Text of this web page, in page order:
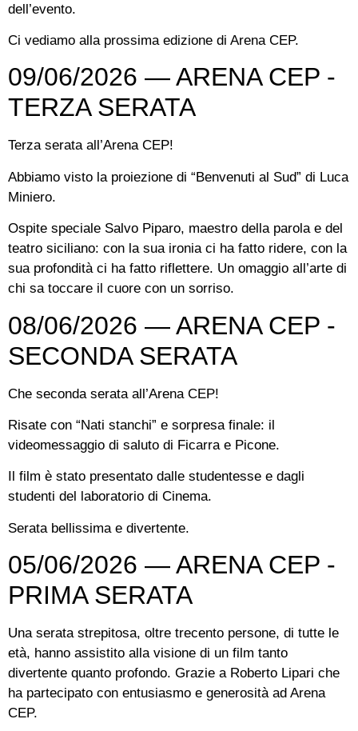
dell’evento.
Ci vediamo alla prossima edizione di Arena CEP.
09/06/2026 — ARENA CEP -
TERZA SERATA
Terza serata all’Arena CEP!
Abbiamo visto la proiezione di “Benvenuti al Sud” di Luca
Miniero.
Ospite speciale Salvo Piparo, maestro della parola e del
teatro siciliano: con la sua ironia ci ha fatto ridere, con la
sua profondità ci ha fatto riflettere. Un omaggio all’arte di
chi sa toccare il cuore con un sorriso.
08/06/2026 — ARENA CEP -
SECONDA SERATA
Che seconda serata all’Arena CEP!
Risate con “Nati stanchi” e sorpresa finale: il
videomessaggio di saluto di Ficarra e Picone.
Il film è stato presentato dalle studentesse e dagli
studenti del laboratorio di Cinema.
Serata bellissima e divertente.
05/06/2026 — ARENA CEP -
PRIMA SERATA
Una serata strepitosa, oltre trecento persone, di tutte le
età, hanno assistito alla visione di un film tanto
divertente quanto profondo. Grazie a Roberto Lipari che
ha partecipato con entusiasmo e generosità ad Arena
CEP.